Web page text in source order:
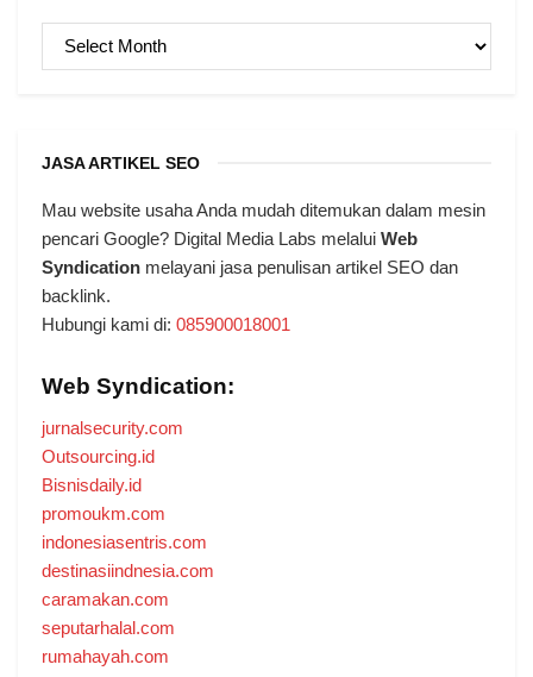
ARSIP
JASA ARTIKEL SEO
Mau website usaha Anda mudah ditemukan dalam mesin
pencari Google? Digital Media Labs melalui Web
Syndication melayani jasa penulisan artikel SEO dan
backlink.
Hubungi kami di: 085900018001
Web Syndication:
jurnalsecurity.com
Outsourcing.id
Bisnisdaily.id
promoukm.com
indonesiasentris.com
destinasiindnesia.com
caramakan.com
seputarhalal.com
rumahayah.com